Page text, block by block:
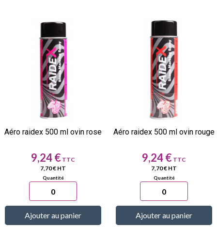
Aéro raidex 500 ml ovin rose
Prix
9,24 €
7,70 € HT
Ajouter au panier
Aéro raidex 500 ml ovin rouge
Prix
9,24 €
7,70 € HT
Ajouter au panier